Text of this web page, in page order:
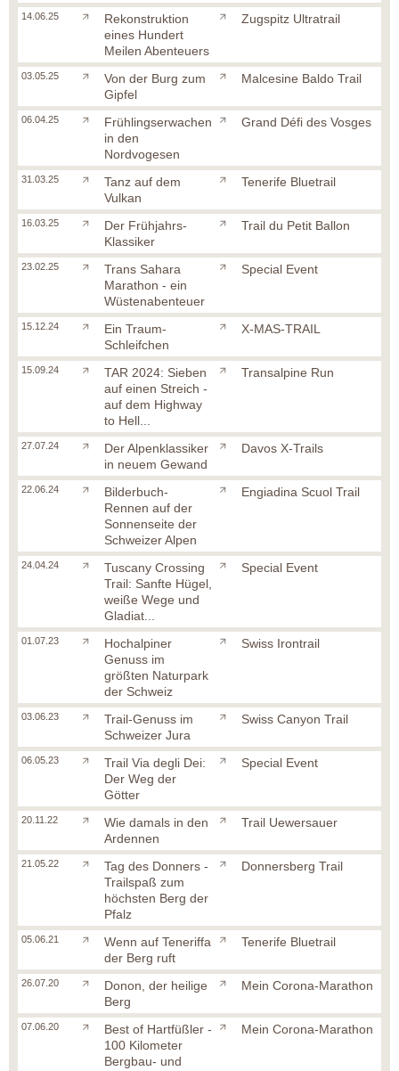
14.06.25
Rekonstruktion
eines Hundert
Meilen Abenteuers
Zugspitz Ultratrail
03.05.25
Von der Burg zum
Gipfel
Malcesine Baldo Trail
06.04.25
Frühlingserwachen
in den
Nordvogesen
Grand Défi des Vosges
31.03.25
Tanz auf dem
Vulkan
Tenerife Bluetrail
16.03.25
Der Frühjahrs-
Klassiker
Trail du Petit Ballon
23.02.25
Trans Sahara
Marathon - ein
Wüstenabenteuer
Special Event
15.12.24
Ein Traum-
Schleifchen
X-MAS-TRAIL
15.09.24
TAR 2024: Sieben
auf einen Streich -
auf dem Highway
to Hell...
Transalpine Run
27.07.24
Der Alpenklassiker
in neuem Gewand
Davos X-Trails
22.06.24
Bilderbuch-
Rennen auf der
Sonnenseite der
Schweizer Alpen
Engiadina Scuol Trail
24.04.24
Tuscany Crossing
Trail: Sanfte Hügel,
weiße Wege und
Gladiat...
Special Event
01.07.23
Hochalpiner
Genuss im
größten Naturpark
der Schweiz
Swiss Irontrail
03.06.23
Trail-Genuss im
Schweizer Jura
Swiss Canyon Trail
06.05.23
Trail Via degli Dei:
Der Weg der
Götter
Special Event
20.11.22
Wie damals in den
Ardennen
Trail Uewersauer
21.05.22
Tag des Donners -
Trailspaß zum
höchsten Berg der
Pfalz
Donnersberg Trail
05.06.21
Wenn auf Teneriffa
der Berg ruft
Tenerife Bluetrail
26.07.20
Donon, der heilige
Berg
Mein Corona-Marathon
07.06.20
Best of Hartfüßler -
100 Kilometer
Bergbau- und
Mein Corona-Marathon